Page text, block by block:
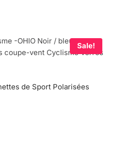
Sale!
de Sport Polarisées